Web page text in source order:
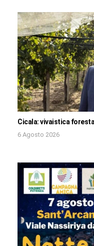
Cicala: vivaistica
6 Agosto 2026